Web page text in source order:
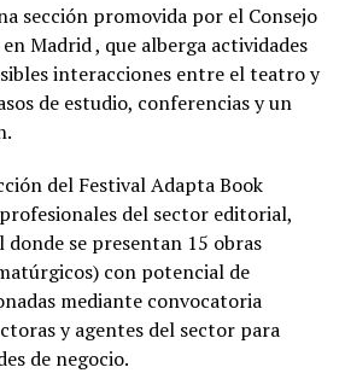
sección promovida por el Consejo
Madrid , que alberga actividades
interacciones entre el teatro y
de estudio, conferencias y un
del Festival Adapta Book
del sector editorial,
se presentan 15 obras
con potencial de
mediante convocatoria
y agentes del sector para
de negocio.